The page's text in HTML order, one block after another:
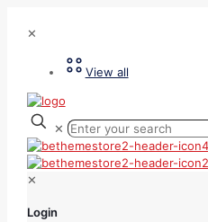
✕
View all
✕
✕
Login